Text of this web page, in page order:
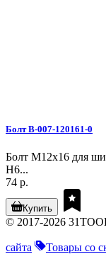
Болт B-007-120161-0
Болт M12x16 для
H6...
74 р.
Купить
© 2017-2026
сайта Товары со